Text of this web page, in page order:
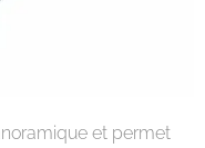
et permet